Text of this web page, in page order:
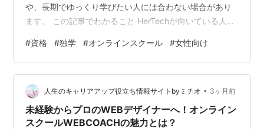
や、長期でゆっくり学びたい人には合わない場合があり
ます。 この記事でわかること HerTechが向いている人・
会で確認しておきたいポイント HerTechは「短期で環境
ごと変えたい人」に向く候補です HerTechをひと言でい
うと、女性向けのWebスキルスクールです。ただし、単
に動画講義を買うサービスというより、学習サポートや
キャリア支援まで含めて設計されているのが特徴です。
こういうス…
#資格 #独学 #オンラインスクール #女性向け
人生のキャリアアップ役立ち情報サイトbyミチオ • 3ヶ月前
未経験からプロのWEBデザイナーへ！オンライン
スクールWEBCOACHの魅力とは？